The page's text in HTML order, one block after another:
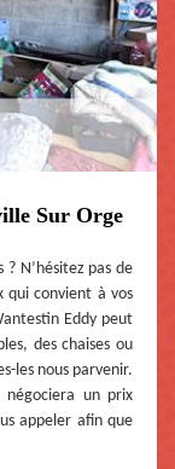
Sur Orge
? N’hésitez pas de
qui convient à vos
Eddy peut
des chaises ou
les nous parvenir.
négociera un prix
appeler afin que